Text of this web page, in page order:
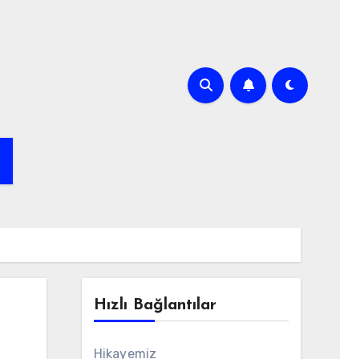
Hızlı Bağlantılar
Hikayemiz